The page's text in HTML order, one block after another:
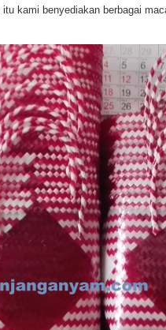
kami benyediakan berbagai